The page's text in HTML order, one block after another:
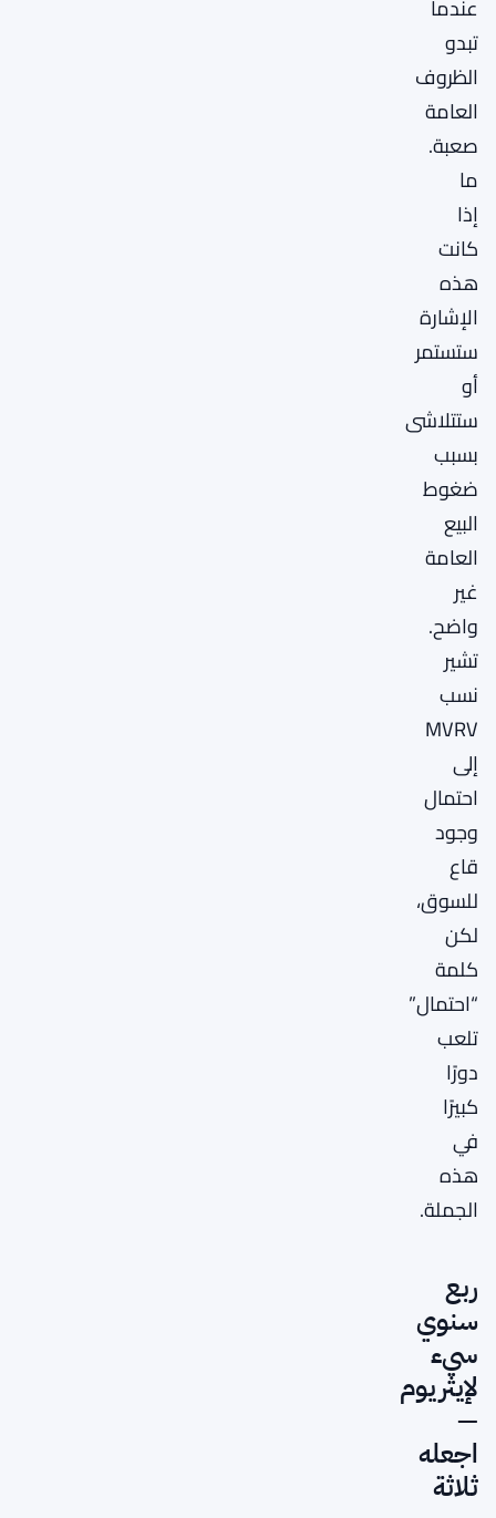
عندما
تبدو
الظروف
العامة
صعبة.
ما
إذا
كانت
هذه
الإشارة
ستستمر
أو
ستتلاشى
بسبب
ضغوط
البيع
العامة
غير
واضح.
تشير
نسب
MVRV
إلى
احتمال
وجود
قاع
للسوق،
لكن
كلمة
“احتمال”
تلعب
دورًا
كبيرًا
في
هذه
الجملة.
ربع
سنوي
سيء
لإيثريوم
—
اجعله
ثلاثة